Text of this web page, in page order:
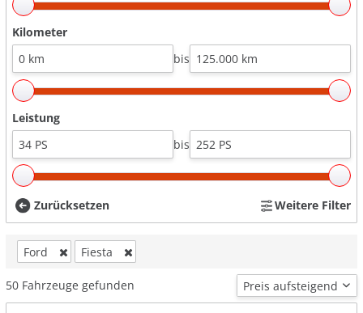
Kilometer
bis
Leistung
bis
Zurücksetzen Weitere Filter
Ford Fiesta
50 Fahrzeuge gefunden